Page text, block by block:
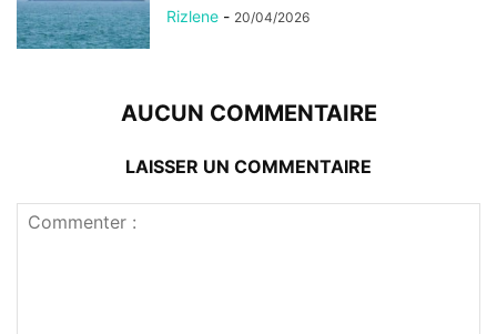
Rizlene - 20/04/2026
AUCUN COMMENTAIRE
LAISSER UN COMMENTAIRE